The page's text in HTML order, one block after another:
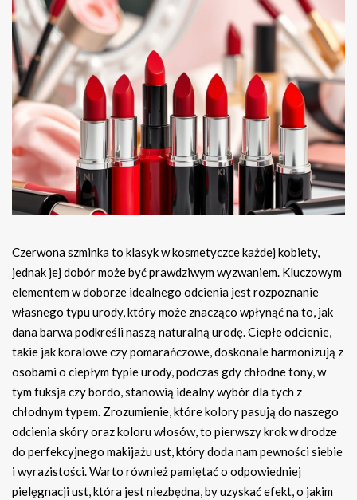
Czerwona szminka to klasyk w kosmetyczce każdej kobiety,
jednak jej dobór może być prawdziwym wyzwaniem. Kluczowym
elementem w doborze idealnego odcienia jest rozpoznanie
własnego typu urody, który może znacząco wpłynąć na to, jak
dana barwa podkreśli naszą naturalną urodę. Ciepłe odcienie,
takie jak koralowe czy pomarańczowe, doskonale harmonizują z
osobami o ciepłym typie urody, podczas gdy chłodne tony, w
tym fuksja czy bordo, stanowią idealny wybór dla tych z
chłodnym typem. Zrozumienie, które kolory pasują do naszego
odcienia skóry oraz koloru włosów, to pierwszy krok w drodze
do perfekcyjnego makijażu ust, który doda nam pewności siebie
i wyrazistości. Warto również pamiętać o odpowiedniej
pielęgnacji ust, która jest niezbędna, by uzyskać efekt, o jakim